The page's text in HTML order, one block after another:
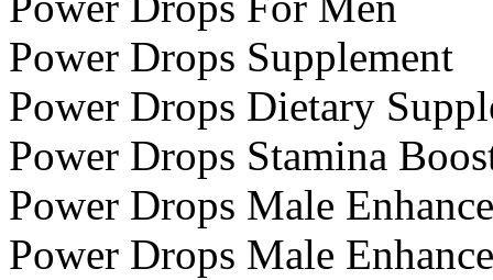
Power Drops Supplement
Power Drops Dietary
Power Drops Stamina
Power Drops Male
Power Drops Male